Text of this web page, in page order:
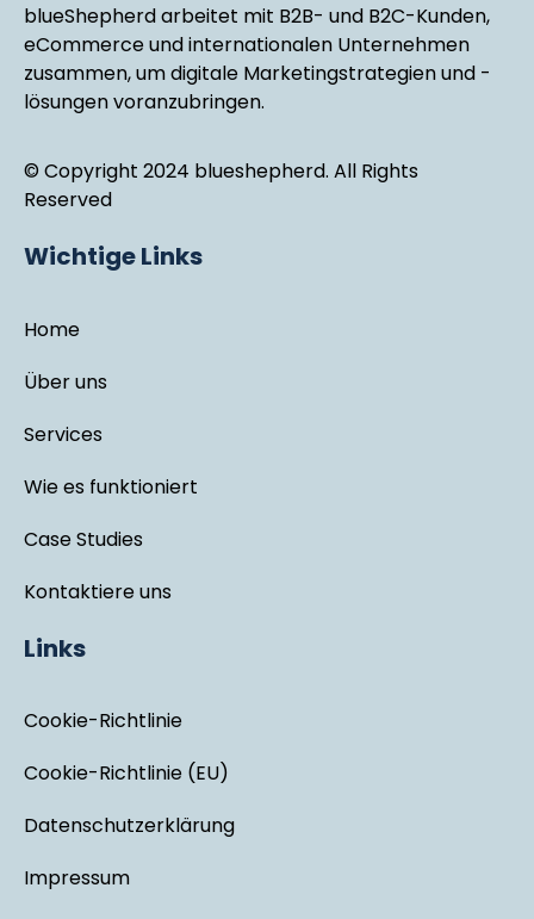
blueShepherd arbeitet mit B2B- und B2C-Kunden,
eCommerce und internationalen Unternehmen
zusammen, um digitale Marketingstrategien und -
lösungen voranzubringen.
© Copyright 2024 blueshepherd. All Rights
Reserved
Wichtige Links
Home
Über uns
Services
Wie es funktioniert
Case Studies
Kontaktiere uns
Links
Cookie-Richtlinie
Cookie-Richtlinie (EU)
Datenschutzerklärung
Impressum